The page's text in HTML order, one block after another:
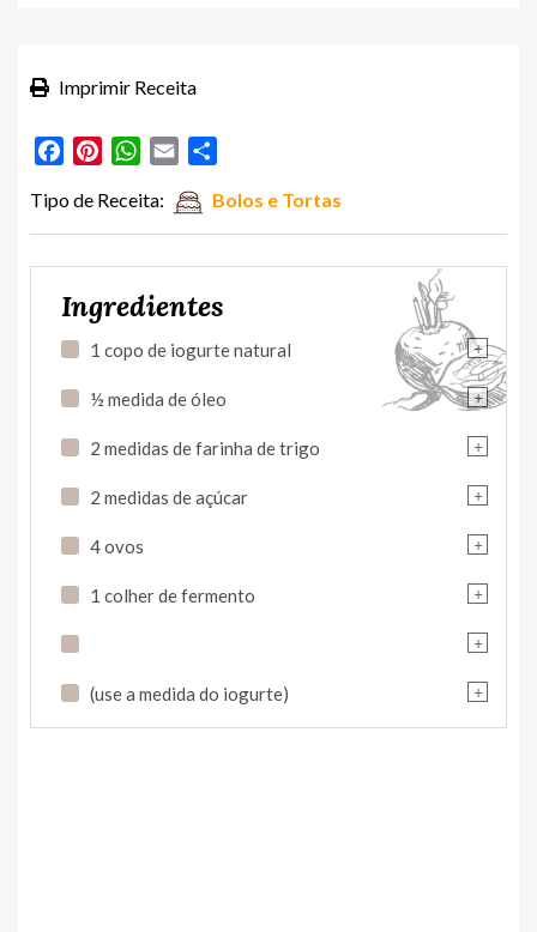
Imprimir Receita
FacebookPinterestWhatsApp
Email
Tipo de Receita: Bolos e Tortas
Ingredientes
+
1 copo de iogurte natural
+
½ medida de óleo
+
2 medidas de farinha de trigo
+
2 medidas de açúcar
+
4 ovos
+
1 colher de fermento
+
+
(use a medida do iogurte)